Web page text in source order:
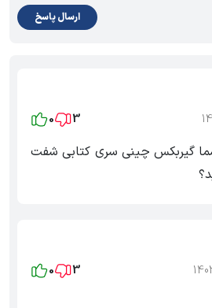
ارسال پاسخ
3
0
گیربکس چینی سری کتابی شفت
3
0